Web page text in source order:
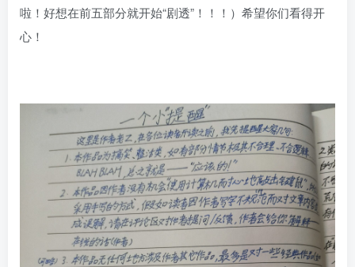
啦！好想在前五部分就开始“剧透”！！！）希望你们看得开
心！